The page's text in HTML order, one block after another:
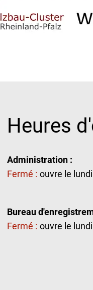
Heures
Administration :
Cliquez pour masquer
Fermé : ouvre le
Bureau
Cliquez pour masquer
Fermé : ouvre le